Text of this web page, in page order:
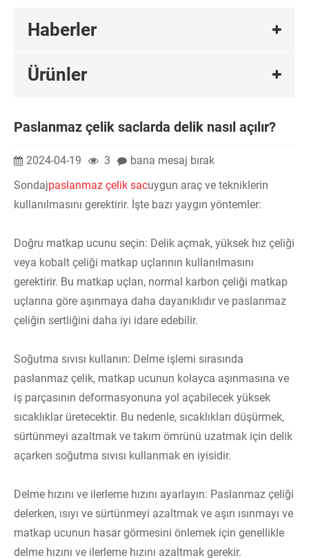
Haberler
Ürünler
Paslanmaz çelik saclarda delik nasıl açılır?
2024-04-19 3
bana mesaj bırak
Sondajpaslanmaz çelik sacuygun araç ve tekniklerin
kullanılmasını gerektirir. İşte bazı yaygın yöntemler:
Doğru matkap ucunu seçin: Delik açmak, yüksek hız çeliği
veya kobalt çeliği matkap uçlarının kullanılmasını
gerektirir. Bu matkap uçları, normal karbon çeliği matkap
uçlarına göre aşınmaya daha dayanıklıdır ve paslanmaz
çeliğin sertliğini daha iyi idare edebilir.
Soğutma sıvısı kullanın: Delme işlemi sırasında
paslanmaz çelik, matkap ucunun kolayca aşınmasına ve
iş parçasının deformasyonuna yol açabilecek yüksek
sıcaklıklar üretecektir. Bu nedenle, sıcaklıkları düşürmek,
sürtünmeyi azaltmak ve takım ömrünü uzatmak için delik
açarken soğutma sıvısı kullanmak en iyisidir.
Delme hızını ve ilerleme hızını ayarlayın: Paslanmaz çeliği
delerken, ısıyı ve sürtünmeyi azaltmak ve aşırı ısınmayı ve
matkap ucunun hasar görmesini önlemek için genellikle
delme hızını ve ilerleme hızını azaltmak gerekir.